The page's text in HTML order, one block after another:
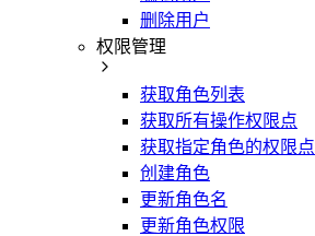
删除用户
权限管理
获取角色列表
获取所有操作权限点
获取指定角色的权限点
创建角色
更新角色名
更新角色权限